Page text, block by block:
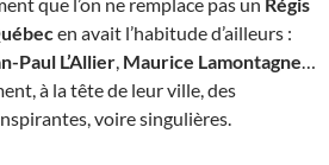
que l’on ne remplace pas un Régis
en avait l’habitude d’ailleurs :
Paul L’Allier, Maurice Lamontagne…
à la tête de leur ville, des
voire singulières.